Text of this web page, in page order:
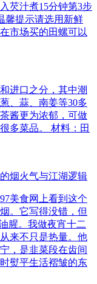
芡汁煮15分钟第3步
馨提示请选用新鲜
市场买的田螺可以
进口之分，其中潮
、蒜、南姜等30多
酱更为浓郁，可做
多菜品。 材料：田
烟火气与江湖逻辑
美食网上看到这个
。它写得没错，但
腥。我做夜宵十二
来不只是热量。他
，是韭菜段在齿间
熨平生活褶皱的东